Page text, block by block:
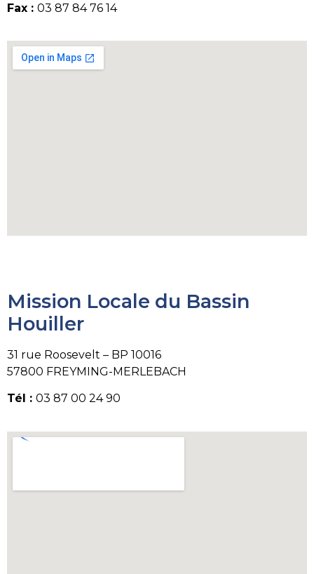
Fax : 03 87 84 76 14
Mission Locale du Bassin
Houiller
31 rue Roosevelt – BP 10016
57800 FREYMING-MERLEBACH
Tél : 03 87 00 24 90